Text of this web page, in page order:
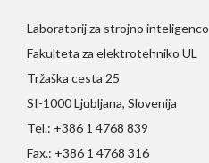
Laboratorij za strojno inteligenco
Fakulteta za elektrotehniko UL
Tržaška cesta 25
SI-1000 Ljubljana, Slovenija
Tel.: +386 1 4768 839
Fax.: +386 1 4768 316